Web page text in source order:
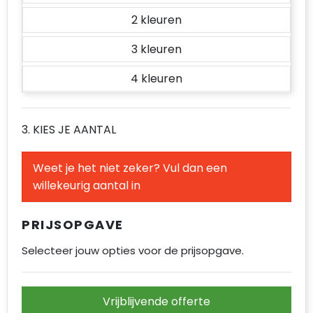
Accessoires voor tassen
Waterbestendige tassen
Goodiebags
2
3
4
3. KIES JE AANTAL
Weet je het niet zeker? Vul dan een
willekeurig aantal in
PRIJSOPGAVE
Selecteer jouw opties voor de prijsopgave.
Vrijblijvende offerte